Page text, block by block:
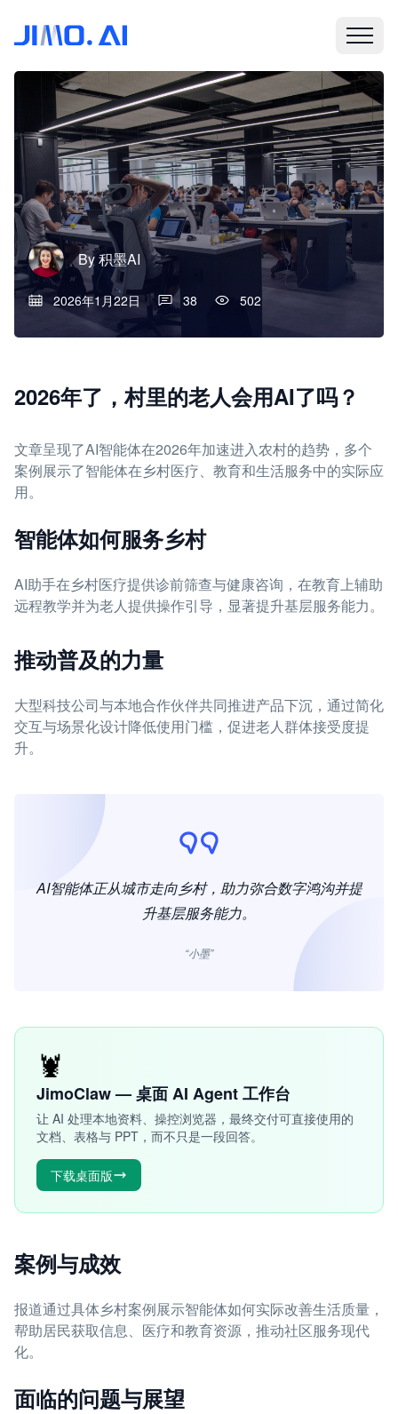
By积墨AI
2026年1月22日 38 502
2026年了，村里的老人会用AI了吗？
文章呈现了AI智能体在2026年加速进入农村的趋势，多个
案例展示了智能体在乡村医疗、教育和生活服务中的实际应
用。
智能体如何服务乡村
AI助手在乡村医疗提供诊前筛查与健康咨询，在教育上辅助
远程教学并为老人提供操作引导，显著提升基层服务能力。
推动普及的力量
大型科技公司与本地合作伙伴共同推进产品下沉，通过简化
交互与场景化设计降低使用门槛，促进老人群体接受度提
升。
AI智能体正从城市走向乡村，助力弥合数字鸿沟并提
升基层服务能力。
“小墨”
🦞
JimoClaw — 桌面 AI Agent 工作台
让 AI 处理本地资料、操控浏览器，最终交付可直接使用的
文档、表格与 PPT，而不只是一段回答。
下载桌面版
案例与成效
报道通过具体乡村案例展示智能体如何实际改善生活质量，
帮助居民获取信息、医疗和教育资源，推动社区服务现代
化。
面临的问题与展望